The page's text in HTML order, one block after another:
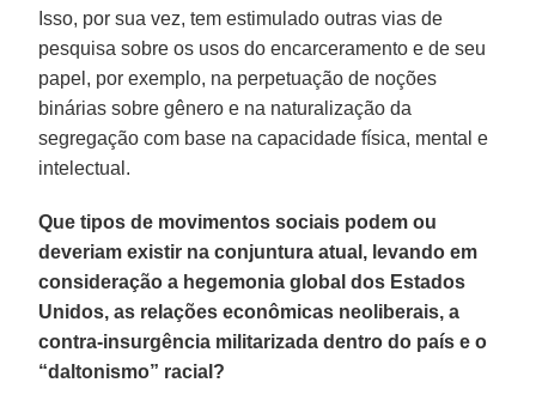
Isso, por sua vez, tem estimulado outras vias de
pesquisa sobre os usos do encarceramento e de seu
papel, por exemplo, na perpetuação de noções
binárias sobre gênero e na naturalização da
segregação com base na capacidade física, mental e
intelectual.
Que tipos de movimentos sociais podem ou
deveriam existir na conjuntura atual, levando em
consideração a hegemonia global dos Estados
Unidos, as relações econômicas neoliberais, a
contra-insurgência militarizada dentro do país e o
“daltonismo” racial?